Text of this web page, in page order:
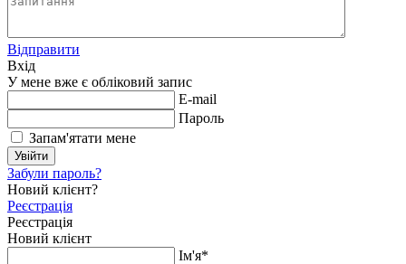
Відправити
Вхід
У мене вже є обліковий запис
E-mail
Пароль
Запам'ятати мене
Увійти
Забули пароль?
Новий клієнт?
Реєстрація
Реєстрація
Новий клієнт
Ім'я*